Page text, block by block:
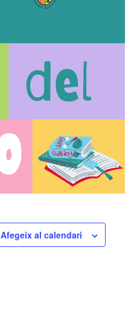
Afegeix al calendari